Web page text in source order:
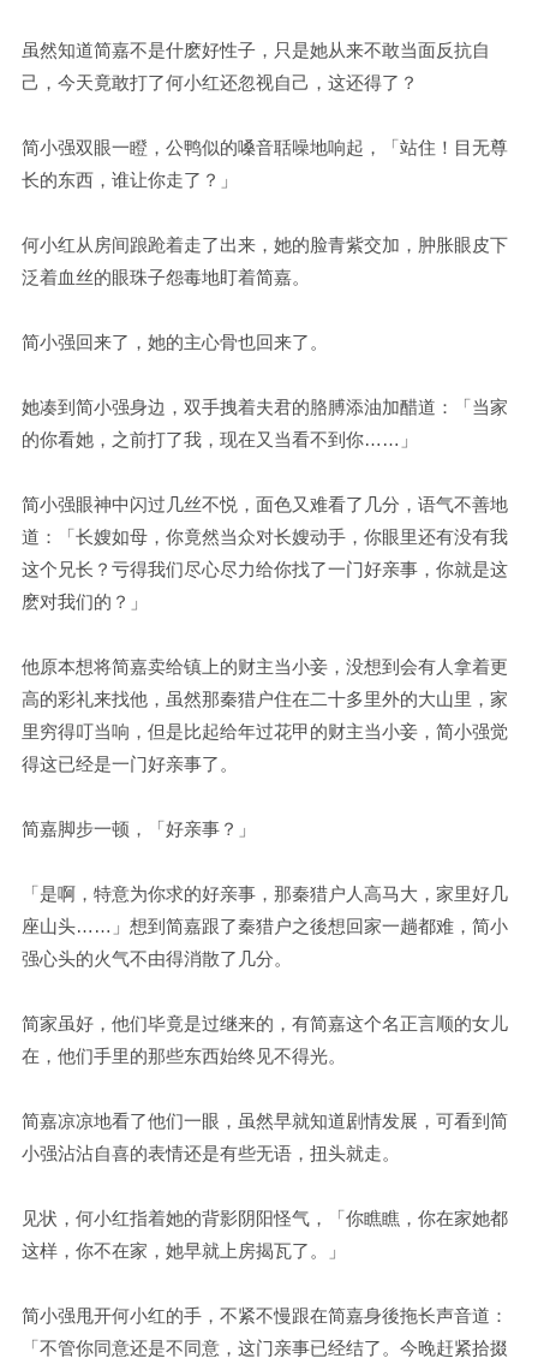
虽然知道简嘉不是什麽好性子，只是她从来不敢当面反抗自
己，今天竟敢打了何小红还忽视自己，这还得了？
简小强双眼一瞪，公鸭似的嗓音聒噪地响起，「站住！目无尊
长的东西，谁让你走了？」
何小红从房间踉跄着走了出来，她的脸青紫交加，肿胀眼皮下
泛着血丝的眼珠子怨毒地盯着简嘉。
简小强回来了，她的主心骨也回来了。
她凑到简小强身边，双手拽着夫君的胳膊添油加醋道：「当家
的你看她，之前打了我，现在又当看不到你……」
简小强眼神中闪过几丝不悦，面色又难看了几分，语气不善地
道：「长嫂如母，你竟然当众对长嫂动手，你眼里还有没有我
这个兄长？亏得我们尽心尽力给你找了一门好亲事，你就是这
麽对我们的？」
他原本想将简嘉卖给镇上的财主当小妾，没想到会有人拿着更
高的彩礼来找他，虽然那秦猎户住在二十多里外的大山里，家
里穷得叮当响，但是比起给年过花甲的财主当小妾，简小强觉
得这已经是一门好亲事了。
简嘉脚步一顿，「好亲事？」
「是啊，特意为你求的好亲事，那秦猎户人高马大，家里好几
座山头……」想到简嘉跟了秦猎户之後想回家一趟都难，简小
强心头的火气不由得消散了几分。
简家虽好，他们毕竟是过继来的，有简嘉这个名正言顺的女儿
在，他们手里的那些东西始终见不得光。
简嘉凉凉地看了他们一眼，虽然早就知道剧情发展，可看到简
小强沾沾自喜的表情还是有些无语，扭头就走。
见状，何小红指着她的背影阴阳怪气，「你瞧瞧，你在家她都
这样，你不在家，她早就上房揭瓦了。」
简小强甩开何小红的手，不紧不慢跟在简嘉身後拖长声音道：
「不管你同意还是不同意，这门亲事已经结了。今晚赶紧拾掇